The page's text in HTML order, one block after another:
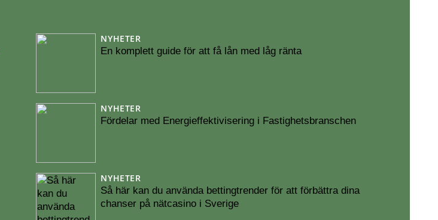
NYHETER
En komplett guide för att få lån med låg ränta
NYHETER
Fördelar med Energieffektivisering i Fastighetsbranschen
NYHETER
Så här kan du använda bettingtrender för att förbättra dina
chanser på nätcasino i Sverige